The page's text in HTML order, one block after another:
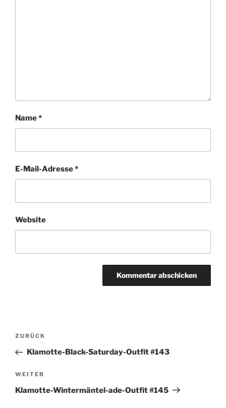
Name*
E-Mail-Adresse*
Website
Beitragsnavigation
Vorheriger
Beitrag
ZURÜCK
Klamotte-Black-Saturday-Outfit #143
Nächster
Beitrag
WEITER
Klamotte-Wintermäntel-ade-Outfit #145